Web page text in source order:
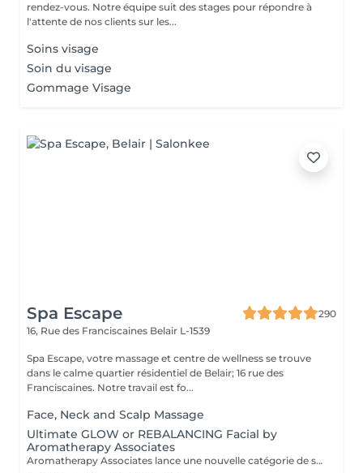
rendez-vous. Notre équipe suit des stages pour répondre à
l'attente de nos clients sur les...
Soins visage
Soin du visage
Gommage Visage
Spa Escape
290
16, Rue des Franciscaines Belair L-1539
Spa Escape, votre massage et centre de wellness se trouve
dans le calme quartier résidentiel de Belair; 16 rue des
Franciscaines. Notre travail est fo...
Face, Neck and Scalp Massage
Ultimate GLOW or REBALANCING Facial by
Aromatherapy Associates
Aromatherapy Associates lance une nouvelle catégorie de soins pour la peau qui répond de manière unique aux besoins de l'esprit et de la peau. La formule contient un complexe spécial d'huiles essentielles, de plantes actives et de technologie Skin Stress Relief. S'appuyant sur près de 40 ans d'expertise en matière de spa et d'aromathérapie et bien connue pour ses produits optimisés et axés sur les résultats, cette expérience est conçue pour soutenir les défenses naturelles de la peau et combattre le stress d'un mode de vie trépidant. Idéal pour les personnes à la peau sèche ou sensible.